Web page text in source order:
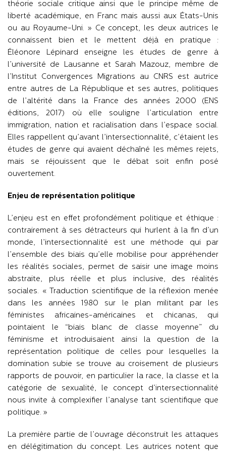
théorie sociale critique ainsi que le principe même de
liberté académique, en Franc mais aussi aux États-Unis
ou au Royaume-Uni. » Ce concept, les deux autrices le
connaissent bien et le mettent déjà en pratique :
Éléonore Lépinard enseigne les études de genre à
l’université de Lausanne et Sarah Mazouz, membre de
l’Institut Convergences Migrations au CNRS est autrice
entre autres de La République et ses autres, politiques
de l’altérité dans la France des années 2000 (ENS
éditions, 2017) où elle souligne l’articulation entre
immigration, nation et racialisation dans l’espace social.
Elles rappellent qu’avant l’intersectionnalité, c’étaient les
études de genre qui avaient déchaîné les mêmes rejets,
mais se réjouissent que le débat soit enfin posé
ouvertement.
Enjeu de représentation politique
L’enjeu est en effet profondément politique et éthique :
contrairement à ses détracteurs qui hurlent à la fin d’un
monde, l’intersectionnalité est une méthode qui par
l’ensemble des biais qu’elle mobilise pour appréhender
les réalités sociales, permet de saisir une image moins
abstraite, plus réelle et plus inclusive, des réalités
sociales. « Traduction scientifique de la réflexion menée
dans les années 1980 sur le plan militant par les
féministes africaines-américaines et chicanas, qui
pointaient le “biais blanc de classe moyenne” du
féminisme et introduisaient ainsi la question de la
représentation politique de celles pour lesquelles la
domination subie se trouve au croisement de plusieurs
rapports de pouvoir, en particulier la race, la classe et la
catégorie de sexualité, le concept d’intersectionnalité
nous invite à complexifier l’analyse tant scientifique que
politique. »
La première partie de l’ouvrage déconstruit les attaques
en délégitimation du concept. Les autrices notent que